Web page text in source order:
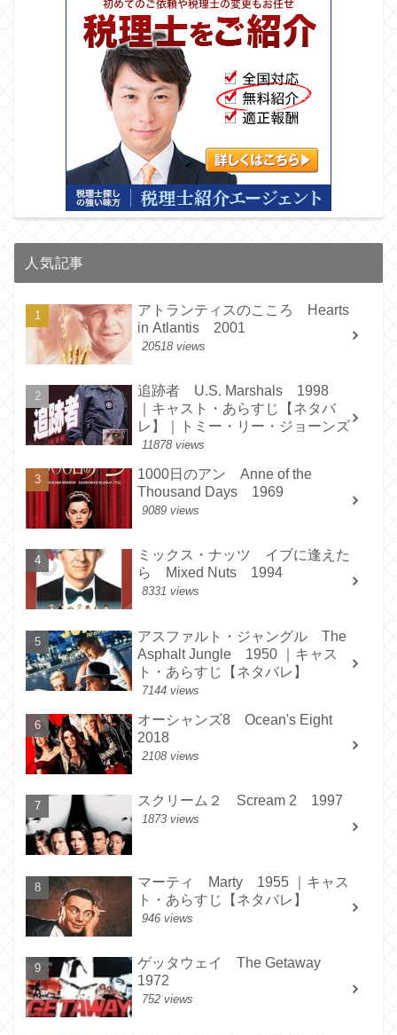
人気記事
アトランティスのこころ Hearts
in Atlantis 2001
20518 views
追跡者 U.S. Marshals 1998
｜キャスト・あらすじ【ネタバ
レ】｜トミー・リー・ジョーンズ
11878 views
1000日のアン Anne of the
Thousand Days 1969
9089 views
ミックス・ナッツ イブに逢えた
ら Mixed Nuts 1994
8331 views
アスファルト・ジャングル The
Asphalt Jungle 1950 ｜キャス
ト・あらすじ【ネタバレ】
7144 views
オーシャンズ8 Ocean's Eight
2018
2108 views
スクリーム２ Scream 2 1997
1873 views
マーティ Marty 1955 ｜キャス
ト・あらすじ【ネタバレ】
946 views
ゲッタウェイ The Getaway
1972
752 views